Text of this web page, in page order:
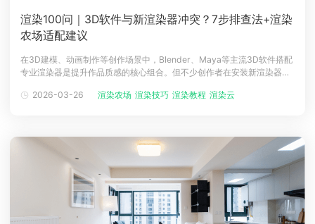
渲染100问｜3D软件与新渲染器冲突？7步排查法+渲染
农场适配建议
在3D建模、动画制作等创作场景中，Blender、Maya等主流3D软件搭配
专业渲染器是提升作品质感的核心组合。但不少创作者在安装新渲染器
导致项目进度延误。尤其对于需要对接渲染农场的团队而言，软件与渲染
2026-03-26 渲染农场 渲染技巧 渲染教程 渲染云